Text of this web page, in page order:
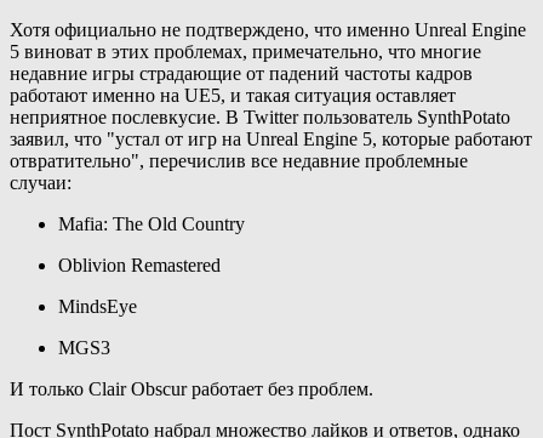
Хотя официально не подтверждено, что именно Unreal Engine
5 виноват в этих проблемах, примечательно, что многие
недавние игры страдающие от падений частоты кадров
работают именно на UE5, и такая ситуация оставляет
неприятное послевкусие. В Twitter пользователь SynthPotato
заявил, что "устал от игр на Unreal Engine 5, которые работают
отвратительно", перечислив все недавние проблемные
случаи:
Mafia: The Old Country
Oblivion Remastered
MindsEye
MGS3
И только Clair Obscur работает без проблем.
Пост SynthPotato набрал множество лайков и ответов, однако